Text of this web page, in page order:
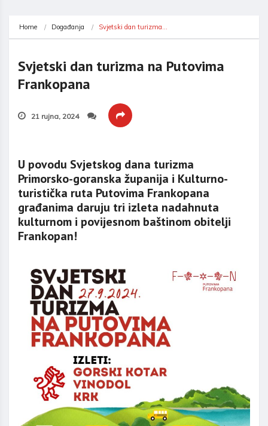
Home Događanja Svjetski dan turizma…
Svjetski dan turizma na Putovima
Frankopana
21 rujna, 2024
U povodu Svjetskog dana turizma
Primorsko-goranska županija i Kulturno-
turistička ruta Putovima Frankopana
građanima daruju tri izleta nadahnuta
kulturnom i povijesnom baštinom obitelji
Frankopan!